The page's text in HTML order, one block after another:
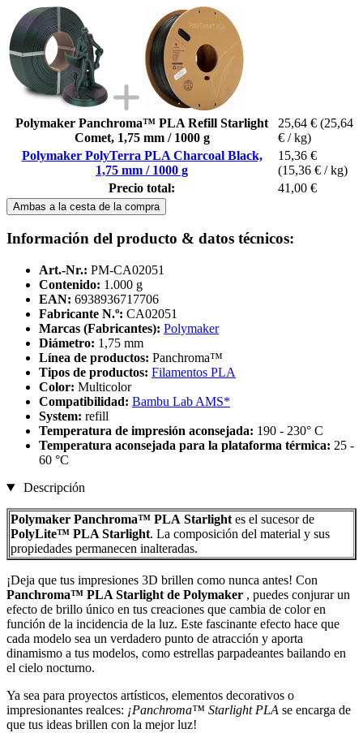
Polymaker Panchroma™ PLA Refill Starlight
Comet, 1,75 mm / 1000 g
25,64 € (25,64
€ / kg)
Polymaker PolyTerra PLA Charcoal Black,
1,75 mm / 1000 g
15,36 €
(15,36 € / kg)
Precio total:
41,00 €
Ambas a la cesta de la compra
Información del producto & datos técnicos:
Art.-Nr.: PM-CA02051
Contenido: 1.000 g
EAN: 6938936717706
Fabricante N.º: CA02051
Marcas (Fabricantes): Polymaker
Diámetro: 1,75 mm
Línea de productos: Panchroma™
Tipos de productos: Filamentos PLA
Color: Multicolor
Compatibilidad: Bambu Lab AMS*
System: refill
Temperatura de impresión aconsejada: 190 - 230° C
Temperatura aconsejada para la plataforma térmica: 25 -
60 °C
Descripción
Polymaker Panchroma™ PLA Starlight es el sucesor de
PolyLite™ PLA Starlight. La composición del material y sus
propiedades permanecen inalteradas.
¡Deja que tus impresiones 3D brillen como nunca antes! Con
Panchroma™ PLA Starlight de Polymaker , puedes conjurar un
efecto de brillo único en tus creaciones que cambia de color en
función de la incidencia de la luz. Este fascinante efecto hace que
cada modelo sea un verdadero punto de atracción y aporta
dinamismo a tus modelos, como estrellas parpadeantes bailando en
el cielo nocturno.
Ya sea para proyectos artísticos, elementos decorativos o
impresionantes realces: ¡Panchroma™ Starlight PLA se encarga de
que tus ideas brillen con la mejor luz!